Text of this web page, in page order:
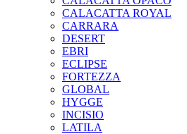
CALACATTA ROYAL
CARRARA
DESERT
EBRI
ECLIPSE
FORTEZZA
GLOBAL
HYGGE
INCISIO
LATILA